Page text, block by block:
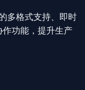
多格式支持、即时
功能，提升生产